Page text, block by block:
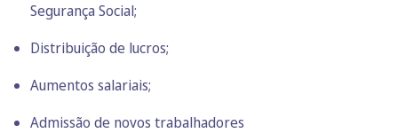
Segurança Social;
Distribuição de lucros;
Aumentos salariais;
Admissão de novos trabalhadores